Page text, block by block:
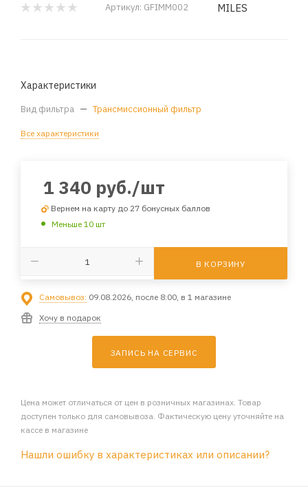
Артикул: GFIMM002 MILES
Характеристики
Вид фильтра — Трансмиссионный фильтр
Все характеристики
1 340 руб./шт
Вернем на карту до 27 бонусных баллов
Меньше 10 шт
В КОРЗИНУ
Самовывоз: 09.08.2026, после 8:00, в 1 магазине
Хочу в подарок
ЗАПИСЬ НА СЕРВИС
Цена может отличаться от цен в розничных магазинах. Товар
доступен только для самовывоза. Фактическую цену уточняйте на
кассе в магазине
Нашли ошибку в характеристиках или описании?